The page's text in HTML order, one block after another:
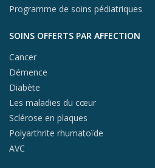
Programme de soins pédiatriques
SOINS OFFERTS PAR AFFECTION
Cancer
Démence
Diabète
Les maladies du cœur
Sclérose en plaques
Polyarthrite rhumatoïde
AVC